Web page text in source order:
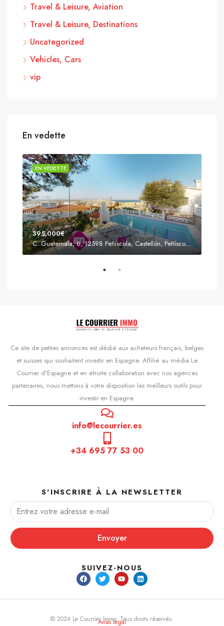
Travel & Leisure, Aviation
Travel & Leisure, Destinations
Uncategorized
Vehicles, Cars
vip
En vedette
EN VEDETTE
395,000€
C. Guatemala, 6, 12598 Peñíscola, Castellón, Peñíscola, Communauté valencienne
Ce site de petites annonces est dédié aux acheteurs français, belges
et suisses qui souhaitent investir en Espagne. Affilié au média Le
Courrier d'Espagne et en étroite collaboration avec nos agences
partenaires, nous mettons à votre disposition les meilleurs outils pour
investir en Espagne.
info@lecourrier.es
+34 695 77 53 00
S'INSCRIRE À LA NEWSLETTER
Envoyer
SUIVEZ-NOUS
© 2024 Le Courrier Immo. Tous droits réservés.
Aviso legal